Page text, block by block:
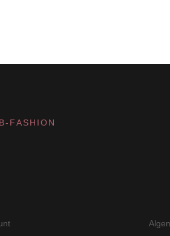
FASHION